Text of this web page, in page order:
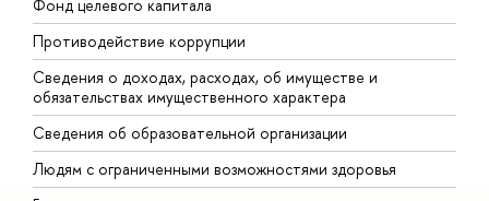
Фонд целевого капитала
Противодействие коррупции
Сведения о доходах, расходах, об имуществе и
обязательствах имущественного характера
Сведения об образовательной организации
Людям с ограниченными возможностями здоровья